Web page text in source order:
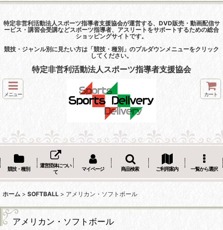
特定非営利活動法人スポーツ指導者支援協会が運営する、DVD販売・動画配信サ
ービス・講習会受講などスポーツ指導者、アスリートをサポートするための総合
ショッピングサイトです。
競技・ジャンル別に見たい方は「競技・種別」のプルダウンメニューをクリック
してください。
特定非営利活動法人スポーツ指導者支援協会
メニュー カート
競技・種別
運営団体につい
て
マイページ 商品検索 ご利用案内 一覧から選択
ホーム > SOFTBALL > アメリカン・ソフトボール
アメリカン・ソフトボール